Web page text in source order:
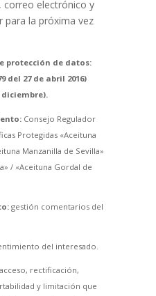
correo electrónico y
para la próxima vez
protección de datos:
del 27 de abril 2016)
diciembre).
Consejo Regulador
Protegidas «Aceituna
Manzanilla de Sevilla»
/ «Aceituna Gordal de
gestión comentarios del
del interesado.
rectificación,
y limitación que